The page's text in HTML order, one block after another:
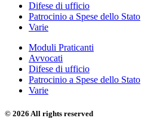
Difese di ufficio
Patrocinio a Spese dello Stato
Varie
Moduli Praticanti
Avvocati
Difese di ufficio
Patrocinio a Spese dello Stato
Varie
© 2026 All rights reserved